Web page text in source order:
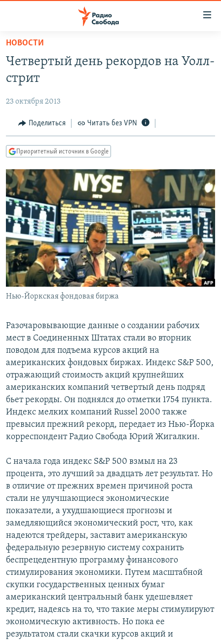
упрощенного
доступа
основному
Вернутся
главной
навигации
Вернутся
поиску
ПОДКАСТЫ
АВТОРСКИЕ ПРОЕКТЫ
ЦИТАТЫ СВОБОДЫ
МНЕНИЯ
IDEL.РЕАЛИИ
КАВКАЗ.РЕАЛИИ
СЕВЕР.РЕАЛИИ
СИБИРЬ.РЕАЛИИ
РАСПИСАНИЕ ВЕЩАНИЯ
ПОДПИШИТЕСЬ НА РАССЫЛКУ
СОЦИАЛЬНЫЕ СЕТИ
Все сайты РСЕ/РС
НОВОСТИ
Четвертый день рекордов на Уолл-
стрит
23 октября 2013
Поделиться Читать без VPN
Приоритетный источник в Google
Нью-Йоркская фондовая биржа
Разочаровывающие данные о создании рабочих
мест в Соединенных Штатах стали во вторник
поводом для подъема курсов акций на
американских фондовых биржах. Индекс S&P 500,
отражающий стоимость акций крупнейших
американских компаний четвертый день подряд
бьет рекорды. Он поднялся до отметки 1754 пункта.
Индекс мелких компаний Russel 2000 также
превысил прежний рекорд, передает из Нью-Йорка
корреспондент Радио Свобода Юрий Жигалкин.
С начала года индекс S&P 500 взмыл на 23
процента, это лучший за двадцать лет результат. Но
в отличие от прежних времен причиной роста
стали не улучшающиеся экономические
показатели, а ухудшающиеся прогнозы и
замедляющийся экономический рост, что, как
надеются трейдеры, заставит американскую
федеральную резервную систему сохранить
беспрецедентную программу финансового
стимулирования экономики. Путем масштабной
скупки государственных ценных бумаг
американский центральный банк удешевляет
кредит, надеясь на то, что такие меры стимулируют
экономическую активность. Но пока ее
результатом стали скачки курсов акций и